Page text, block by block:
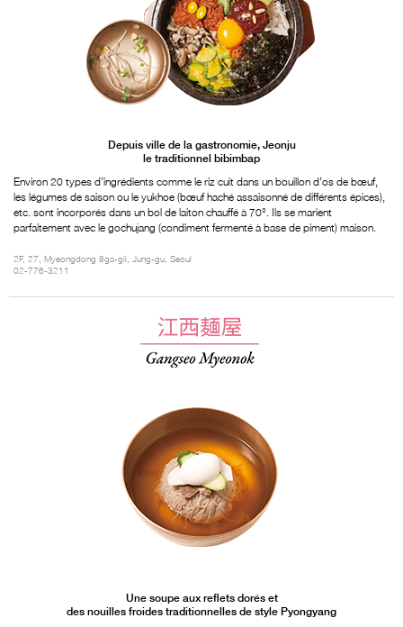
Depuis ville de la gastronomie, Jeonju
le traditionnel bibimbap
Environ 20 types d’ingrédients comme le riz cuit dans un bouillon d’os de bœuf,
les légumes de saison ou le yukhoe (bœuf haché assaisonné de différents épices),
etc. sont incorporés dans un bol de laiton chauffé à 70°. Ils se marient
parfaitement avec le gochujang (condiment fermenté à base de piment) maison.
2F, 27, Myeongdong 8ga-gil, Jung-gu, Seoul
02-776-3211
Une soupe aux reflets dorés et
des nouilles froides traditionnelles de style Pyongyang